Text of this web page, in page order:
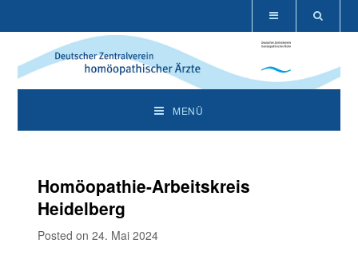
MENÜ
Homöopathie-Arbeitskreis
Heidelberg
Posted on 24. Mai 2024